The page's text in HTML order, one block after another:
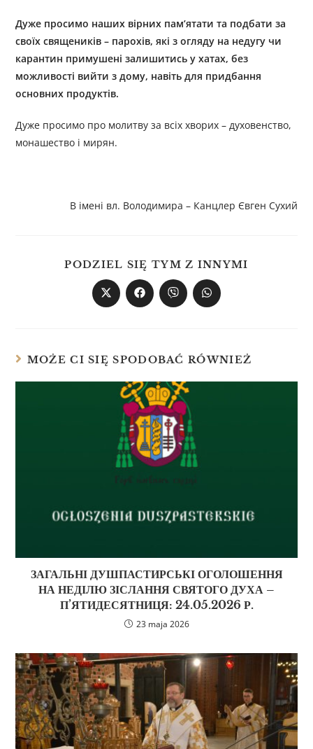
Дуже просимо наших вірних пам’ятати та подбати за
своїх священиків – парохів, які з огляду на недугу чи
карантин примушені залишитись у хатах, без
можливості вийти з дому, навіть для придбання
основних продуктів.
Дуже просимо про молитву за всіх хворих – духовенство,
монашество і мирян.
В імені вл. Володимира – Канцлер Євген Сухий
PODZIEL SIĘ TYM Z INNYMI
MOŻE CI SIĘ SPODOBAĆ RÓWNIEŻ
ЗАГАЛЬНІ ДУШПАСТИРСЬКІ ОГОЛОШЕННЯ
НА НЕДІЛЮ ЗІСЛАННЯ СВЯТОГО ДУХА –
П’ЯТИДЕСЯТНИЦЯ: 24.05.2026 Р.
23 maja 2026